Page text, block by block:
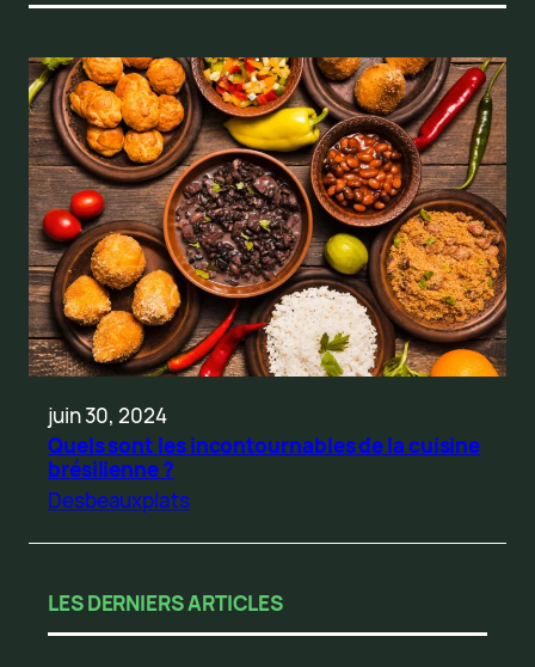
juin 30, 2024
Quels sont les incontournables de la cuisine
brésilienne ?
Desbeauxplats
LES DERNIERS ARTICLES